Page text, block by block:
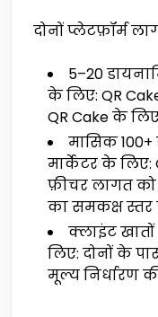
दोनों प्लेटफ़ॉर्म
5–20
के लिए: QR
QR Cake के
मासिक
मार्केटर के
फ़ीचर लागत को
का समकक्ष स्तर
क्लाइंट
लिए: दोनों के
मूल्य निर्धारण